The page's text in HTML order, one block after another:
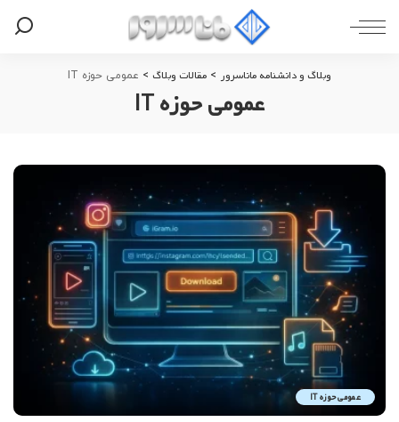
وبلاگ و دانشنامه ماناسرور > مقالات وبلاگ > عمومی حوزه IT
عمومی حوزه IT
عمومی حوزه IT